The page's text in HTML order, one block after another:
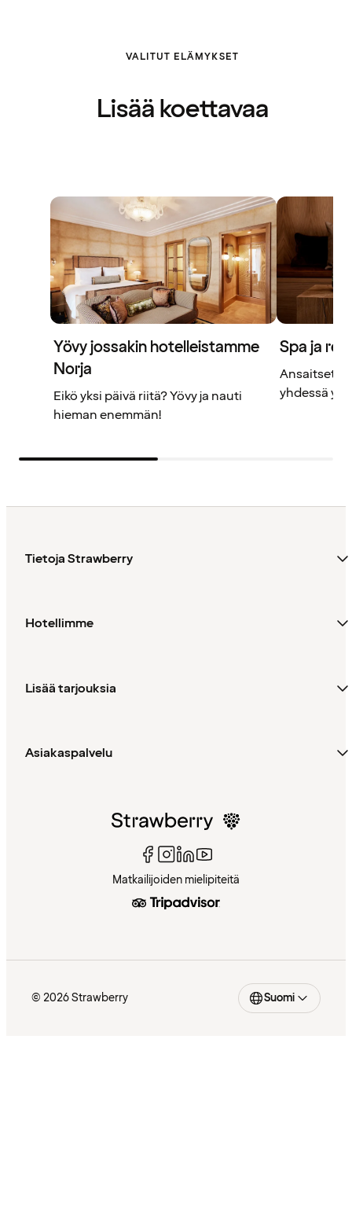
VALITUT ELÄMYKSET
Lisää koettavaa
Yövy jossakin hotelleistamme
Norja
Eikö yksi päivä riitä? Yövy ja nauti
hieman enemmän!
Spa ja
Ansaitset
yhdessä
Tietoja Strawberry
Hotellimme
Lisää tarjouksia
Asiakaspalvelu
Matkailijoiden mielipiteitä
© 2026 Strawberry Suomi